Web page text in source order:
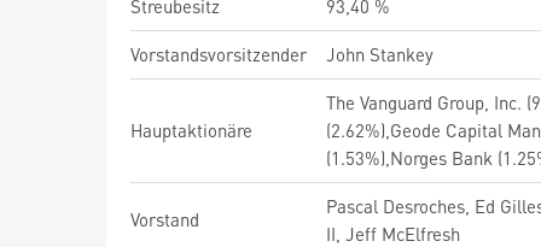
Streubesitz
93,40 %
Vorstandsvorsitzender
John Stankey
Hauptaktionäre
The Vanguard Group, Inc.
(2.62%),Geode Capital
(1.53%),Norges Bank
Vorstand
Pascal Desroches, Ed
II, Jeff McElfresh